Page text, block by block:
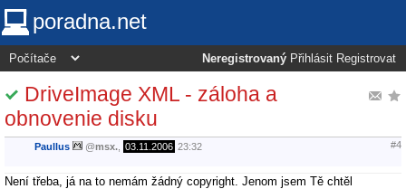
poradna.net
Neregistrovaný Přihlásit Registrovat
DriveImage XML - záloha a
obnovenie disku
Paullus @msx. 03.11.2006 23:32 #4
Není třeba, já na to nemám žádný copyright. Jenom jsem Tě chtěl